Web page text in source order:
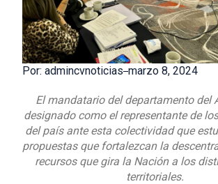
Por: admincvnoticias marzo 8, 2024
El mandatario del departamento del
designado como el representante de
del país ante esta colectividad que
propuestas que fortalezcan la
recursos que gira la Nación a los
territoriales.